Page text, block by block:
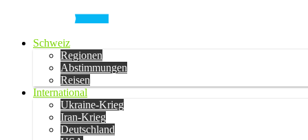
Schweiz
Regionen
Abstimmungen
Reisen
International
Ukraine-Krieg
Iran-Krieg
Deutschland